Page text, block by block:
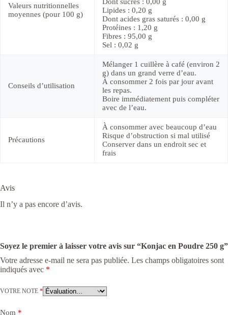
Valeurs nutritionnelles
moyennes (pour 100 g)
Lipides : 0,20 g
Dont acides gras saturés : 0,00 g
Protéines : 1,20 g
Fibres : 95,00 g
Sel : 0,02 g
Conseils d’utilisation
Mélanger 1 cuillère à café (environ 2
g) dans un grand verre d’eau.
À consommer 2 fois par jour avant
les repas.
Boire immédiatement puis compléter
avec de l’eau.
Précautions
À consommer avec beaucoup d’eau
Risque d’obstruction si mal utilisé
Conserver dans un endroit sec et
frais
Avis
Il n’y a pas encore d’avis.
Soyez le premier à laisser votre avis sur “Konjac en Poudre 250 g”
Votre adresse e-mail ne sera pas publiée. Les champs obligatoires sont
indiqués avec *
VOTRE NOTE *
Nom *